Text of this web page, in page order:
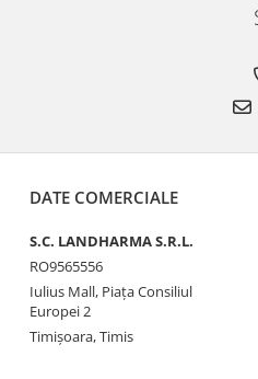
DATE COMERCIALE
S.C. LANDHARMA S.R.L.
RO9565556
Iulius Mall, Piața Consiliul
Europei 2
Timișoara, Timis